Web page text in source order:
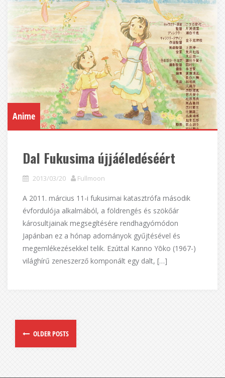
Anime
Dal Fukusima újjáéledéséért
2013/03/20 Fullmoon
A 2011. március 11-i fukusimai katasztrófa második
évfordulója alkalmából, a földrengés és szökőár
károsultjainak megsegítésére rendhagyómódon
Japánban ez a hónap adományok gyűjtésével és
megemlékezésekkel telik. Ezúttal Kanno Yōko (1967-)
világhírű zeneszerző komponált egy dalt, […]
OLDER POSTS